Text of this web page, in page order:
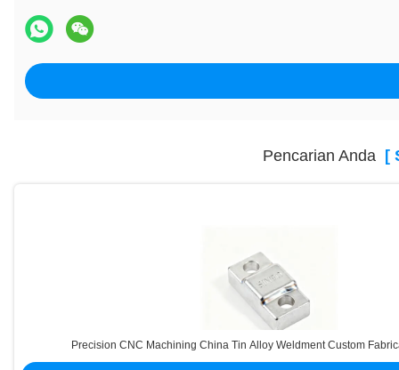
Pencarian Anda[
Precision CNC Machining China Tin Alloy Weldment Custom